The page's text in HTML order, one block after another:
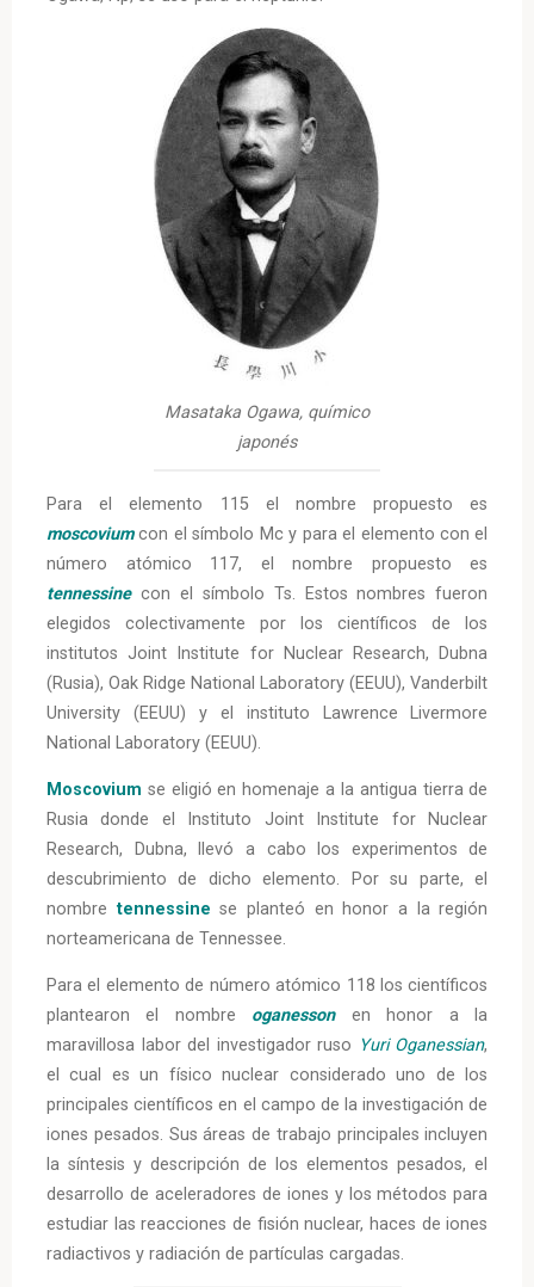
Masataka Ogawa, químico
japonés
Para el elemento 115 el nombre propuesto es
moscovium con el símbolo Mc y para el elemento con el
número atómico 117, el nombre propuesto es
tennessine con el símbolo Ts. Estos nombres fueron
elegidos colectivamente por los científicos de los
institutos Joint Institute for Nuclear Research, Dubna
(Rusia), Oak Ridge National Laboratory (EEUU), Vanderbilt
University (EEUU) y el instituto Lawrence Livermore
National Laboratory (EEUU).
Moscovium se eligió en homenaje a la antigua tierra de
Rusia donde el Instituto Joint Institute for Nuclear
Research, Dubna, llevó a cabo los experimentos de
descubrimiento de dicho elemento. Por su parte, el
nombretennessine se planteó en honor a la región
norteamericana de Tennessee.
Para el elemento de número atómico 118 los científicos
plantearon el nombre oganessonen honor a la
maravillosa labor del investigador ruso Yuri Oganessian,
el cual es un físico nuclear considerado uno de los
principales científicos en el campo de la investigación de
iones pesados. Sus áreas de trabajo principales incluyen
la síntesis y descripción de los elementos pesados, el
desarrollo de aceleradores de iones y los métodos para
estudiar las reacciones de fisión nuclear, haces de iones
radiactivos y radiación de partículas cargadas.